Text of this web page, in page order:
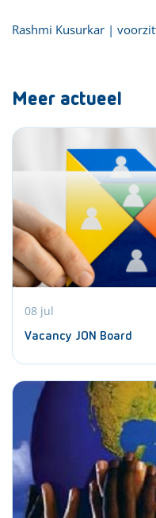
Rashmi Kusurkar |
Meer actueel
08 jul
Vacancy JON Board